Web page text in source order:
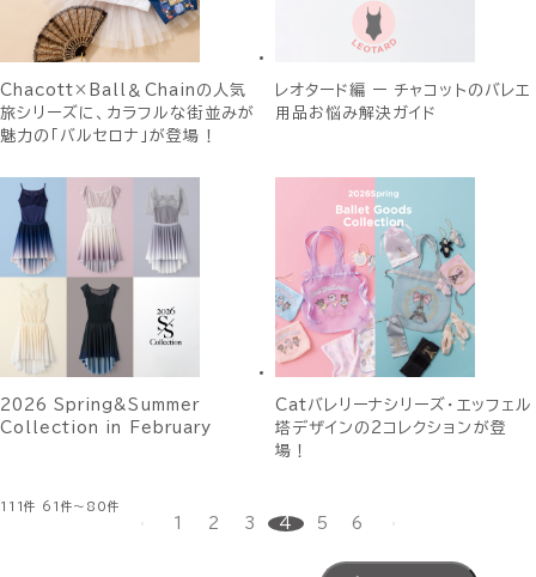
Chacott×Ball＆Chainの人気
旅シリーズに、カラフルな街並みが
魅力の「バルセロナ」が登場！
レオタード編 ー チャコットのバレエ
用品お悩み解決ガイド
2026 Spring&Summer
Collection in February
Catバレリーナシリーズ・エッフェル
塔デザインの2コレクションが登
場！
111件 61件～80件
1 2 3 4 5 6